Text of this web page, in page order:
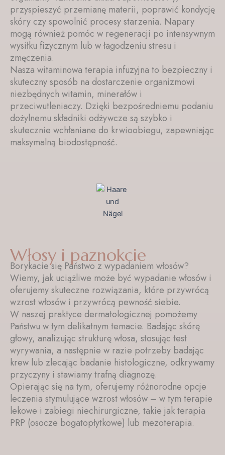
przyspieszyć przemianę materii, poprawić kondycję
skóry czy spowolnić procesy starzenia. Napary
mogą również pomóc w regeneracji po intensywnym
wysiłku fizycznym lub w łagodzeniu stresu i
zmęczenia.
Nasza witaminowa terapia infuzyjna to bezpieczny i
skuteczny sposób na dostarczenie organizmowi
niezbędnych witamin, minerałów i
przeciwutleniaczy. Dzięki bezpośredniemu podaniu
dożylnemu składniki odżywcze są szybko i
skutecznie wchłaniane do krwioobiegu, zapewniając
maksymalną biodostępność.
Włosy i paznokcie
Borykacie się Państwo z wypadaniem włosów?
Wiemy, jak uciążliwe może być wypadanie włosów i
oferujemy skuteczne rozwiązania, które przywrócą
wzrost włosów i przywrócą pewność siebie.
W naszej praktyce dermatologicznej pomożemy
Państwu w tym delikatnym temacie. Badając skórę
głowy, analizując strukturę włosa, stosując test
wyrywania, a następnie w razie potrzeby badając
krew lub zlecając badanie histologiczne, odkrywamy
przyczyny i stawiamy trafną diagnozę.
Opierając się na tym, oferujemy różnorodne opcje
leczenia stymulujące wzrost włosów – w tym terapie
lekowe i zabiegi niechirurgiczne, takie jak terapia
PRP (osocze bogatopłytkowe) lub mezoterapia.